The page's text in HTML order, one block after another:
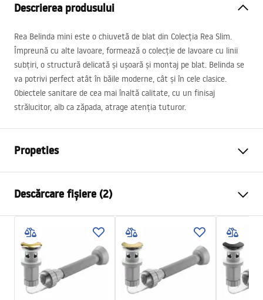
Descrierea produsului
Rea Belinda mini este o chiuvetă de blat din Colecția Rea Slim.
Împreună cu alte lavoare, formează o colecție de lavoare cu linii
subțiri, o structură delicată și ușoară și montaj pe blat. Belinda se
va potrivi perfect atât în ​​băile moderne, cât și în cele clasice.
Obiectele sanitare de cea mai înaltă calitate, cu un finisaj
strălucitor, alb ca zăpada, atrage atenția tuturor.
Propeties
Material
Culoare
Imitație piatră
Finisaj
Mat
Lungime
360
Latime
250mm
Inalime
115
Descărcare fișiere (2)
Instrucțiuni de asamblare
Condiții de garanție